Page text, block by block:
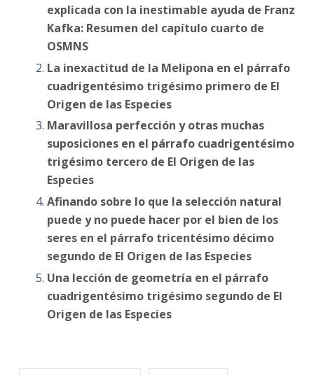
explicada con la inestimable ayuda de Franz
Kafka: Resumen del capítulo cuarto de
OSMNS
La inexactitud de la Melipona en el párrafo
cuadrigentésimo trigésimo primero de El
Origen de las Especies
Maravillosa perfección y otras muchas
suposiciones en el párrafo cuadrigentésimo
trigésimo tercero de El Origen de las
Especies
Afinando sobre lo que la selección natural
puede y no puede hacer por el bien de los
seres en el párrafo tricentésimo décimo
segundo de El Origen de las Especies
Una lección de geometría en el párrafo
cuadrigentésimo trigésimo segundo de El
Origen de las Especies